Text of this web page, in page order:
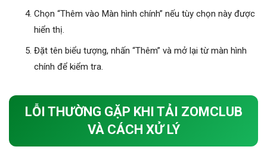
Chọn “Thêm vào Màn hình chính” nếu tùy chọn này được
hiển thị.
Đặt tên biểu tượng, nhấn “Thêm” và mở lại từ màn hình
chính để kiểm tra.
LỖI THƯỜNG GẶP KHI TẢI ZOMCLUB
VÀ CÁCH XỬ LÝ